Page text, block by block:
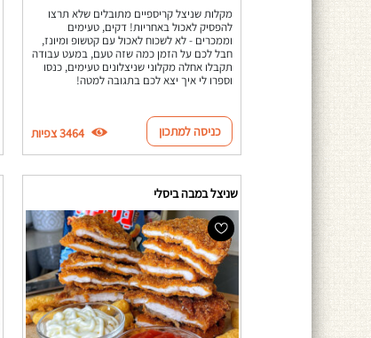
מקלות שניצל קריספיים מתובלים שלא תרצו
להפסיק לאכול באחריות! דקים, טעימים
וממכרים - לא לשכוח לאכול עם קטשופ ומיונז,
חבל לכם על הזמן כמה שזה טעם, במעט עבודה
תקבלו אחלה מקלוני שניצלונים טעימים, כנסו
וספרו לי איך יצא לכם בתגובה למטה!
כניסה למתכון 3464 צפיות
שניצל במבה ביסלי